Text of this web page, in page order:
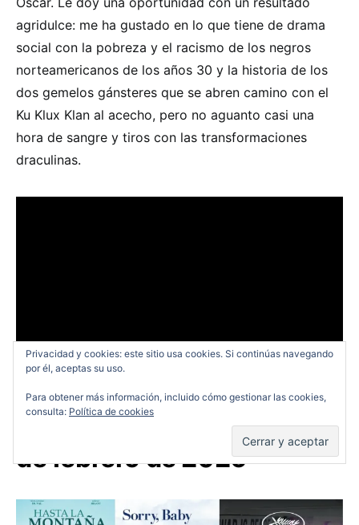
agridulce: me ha gustado en lo que tiene de drama
social con la pobreza y el racismo de los negros
norteamericanos de los años 30 y la historia de los
dos gemelos gánsteres que se abren camino con el
Ku Klux Klan al acecho, pero no aguanto casi una
hora de sangre y tiros con las transformaciones
draculinas.
Pelis que se dejan ver el 27
de febrero de 2026
Privacidad y cookies: este sitio usa cookies. Si continúas navegando
por él, aceptas su uso.
Para obtener más información, incluido cómo gestionar las cookies,
consulta: Política de cookies